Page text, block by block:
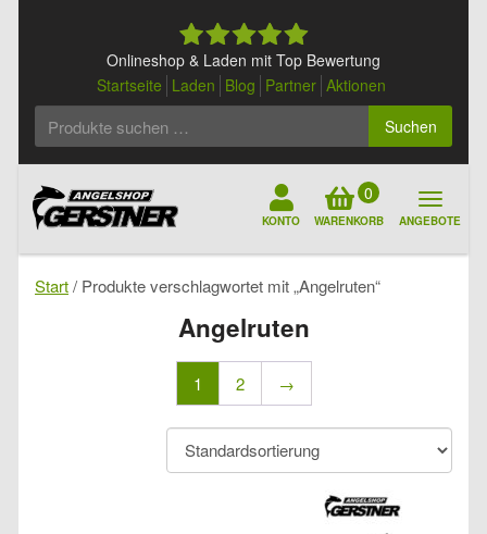
Onlineshop & Laden mit Top Bewertung
Startseite Laden Blog Partner Aktionen
Suchen
KONTO
0
WARENKORB ANGEBOTE
Start/ Produkte verschlagwortet mit „Angelruten“
Angelruten
1 2 →